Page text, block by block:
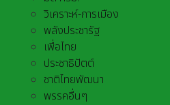
วิเคราะห์-การเมือง
พลังประชารัฐ
เพื่อไทย
ประชาธิปัตต์
ชาติไทยพัฒนา
พรรคอื่นๆ